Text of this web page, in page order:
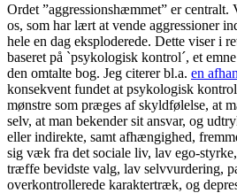
Ordet ”aggressionshæmmet” er
os, som har lært at vende aggressioner
hele en dag eksploderede. Dette viser i
baseret på `psykologisk kontrol´, et
den omtalte bog. Jeg citerer bl.a. en
konsekvent fundet at psykologisk
mønstre som præges af skyldfølelse, at
selv, at man bekender sit ansvar, og
eller indirekte, samt afhængighed,
sig væk fra det sociale liv, lav ego-
træffe bevidste valg, lav selvvurdering,
overkontrollerede karaktertræk, og